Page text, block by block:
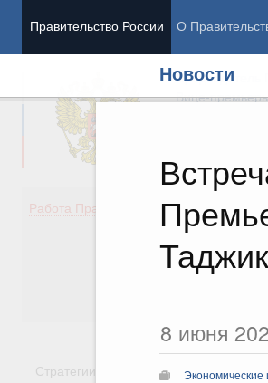
Правительство России О
Новости
8 июня
Экономические
Председатель
Вице-
Работа Правительства
Стратегии Государственные